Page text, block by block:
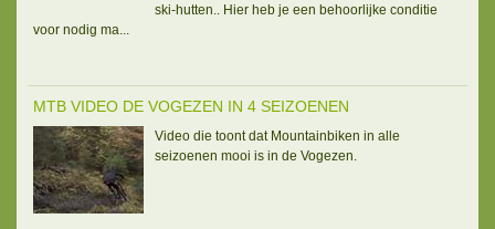
ski-hutten.. Hier heb je een behoorlijke conditie
voor nodig ma...
MTB VIDEO DE VOGEZEN IN 4 SEIZOENEN
Video die toont dat Mountainbiken in alle
seizoenen mooi is in de Vogezen.